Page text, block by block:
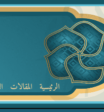
الرئيسية المقالات